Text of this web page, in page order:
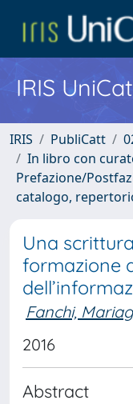
IRIS
IRIS PubliCatt
In libro con
Prefazione/
catalogo,
Una
formazione
Fanchi,
2016
Abstract